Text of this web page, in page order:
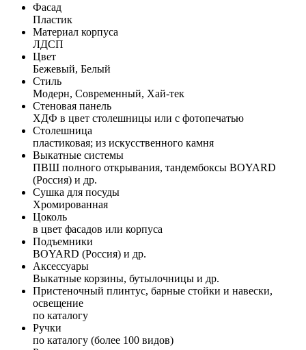
Фасад
Пластик
Материал корпуса
ЛДСП
Цвет
Бежевый, Белый
Стиль
Модерн, Современный, Хай-тек
Стеновая панель
ХДФ в цвет столешницы или с фотопечатью
Столешница
пластиковая; из искусственного камня
Выкатные системы
ПВШ полного открывания, тандембоксы BOYARD
(Россия) и др.
Сушка для посуды
Хромированная
Цоколь
в цвет фасадов или корпуса
Подъемники
BOYARD (Россия) и др.
Аксессуары
Выкатные корзины, бутылочницы и др.
Пристеночный плинтус, барные стойки и навески,
освещение
по каталогу
Ручки
по каталогу (более 100 видов)